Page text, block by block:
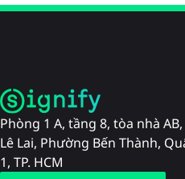
Phòng 1 A, tầng 8, tòa nhà AB,
Lê Lai, Phường Bến Thành,
1, TP. HCM